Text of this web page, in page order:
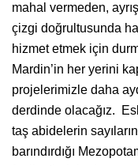
mahal vermeden,
çizgi doğrultusunda
hizmet etmek için
Mardin’in her yerini
projelerimizle daha
derdinde olacağız.
taş abidelerin
barındırdığı